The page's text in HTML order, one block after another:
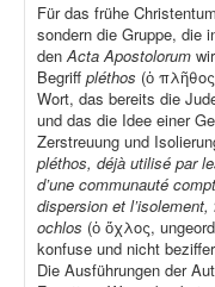
Für das frühe
sondern die Gruppe, die
denActa Apostolorum
Begriff pléthos (ὁ
Wort, das bereits die
und das die Idee einer
Zerstreuung und
pléthos, déjà utilisé par
d’une communauté
dispersion et l’isolement,
ochlos (ὁ ὄχλος,
konfuse und nicht
Die Ausführungen der